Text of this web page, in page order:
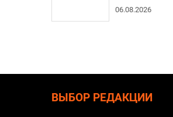
06.08.2026
ВЫБОР РЕДАКЦИИ